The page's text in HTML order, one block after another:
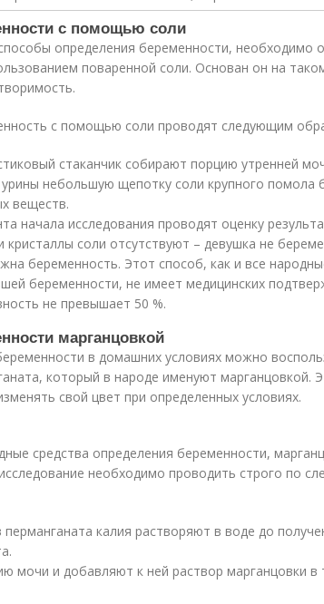
с помощью соли
определения беременности, необходимо
поваренной соли. Основан он на
с помощью соли проводят следующим
стаканчик собирают порцию утренней
небольшую щепотку соли крупного помола
веществ.
начала исследования проводят оценку
соли отсутствуют – девушка не
беременность. Этот способ, как и все
беременности, не имеет медицинских
не превышает 50 %.
марганцовкой
в домашних условиях можно
который в народе именуют марганцовкой.
свой цвет при определенных условиях.
средства определения беременности,
необходимо проводить строго по
перманганата калия растворяют в воде до
мочи и добавляют к ней раствор марганцовки в